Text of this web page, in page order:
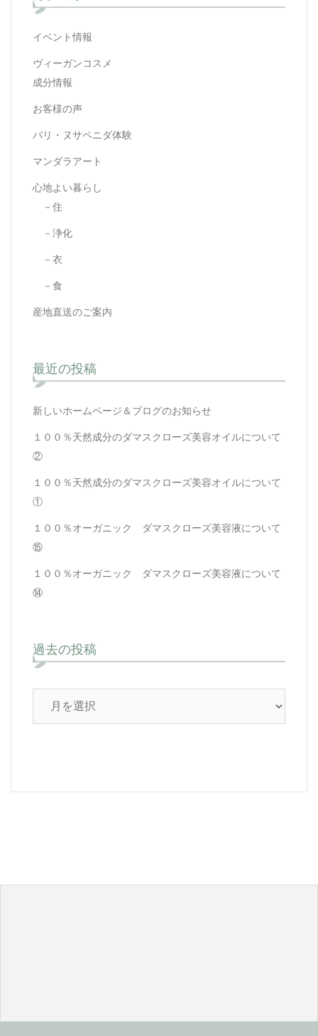
イベント情報
ヴィーガンコスメ
成分情報
お客様の声
バリ・ヌサペニダ体験
マンダラアート
心地よい暮らし
－住
－浄化
－衣
－食
産地直送のご案内
最近の投稿
新しいホームページ＆ブログのお知らせ
１００％天然成分のダマスクローズ美容オイルについて
②
１００％天然成分のダマスクローズ美容オイルについて
①
１００％オーガニック ダマスクローズ美容液について
⑮
１００％オーガニック ダマスクローズ美容液について
⑭
過去の投稿